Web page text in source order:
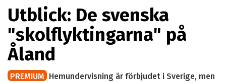
Utblick: De svenska
"skolflyktingarna" på
Åland
PREMIUM Hemundervisning är förbjudet i Sverige, men